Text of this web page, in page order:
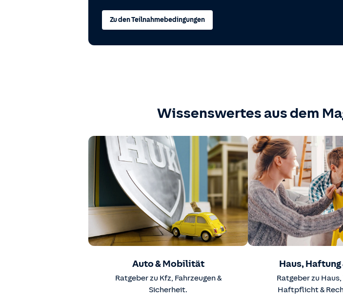
Zu den Teilnahmebedingungen
Wissenswertes aus dem
Auto & Mobilität
Ratgeber zu Kfz, Fahrzeugen &
Sicherheit.
Haus, Haftung
Ratgeber zu
Haftpflicht &